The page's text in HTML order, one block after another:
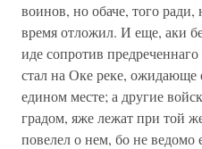
воинов, но обаче, того
время отложил. И еще, аки
иде сопротив
стал на Оке реке,
едином месте; а другие
градом, яже лежат при той
повелел о нем, бо не ведомо